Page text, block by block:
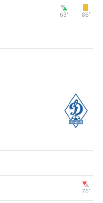
63‎’‎ 86‎’‎
76‎’‎